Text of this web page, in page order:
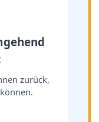
zurück,